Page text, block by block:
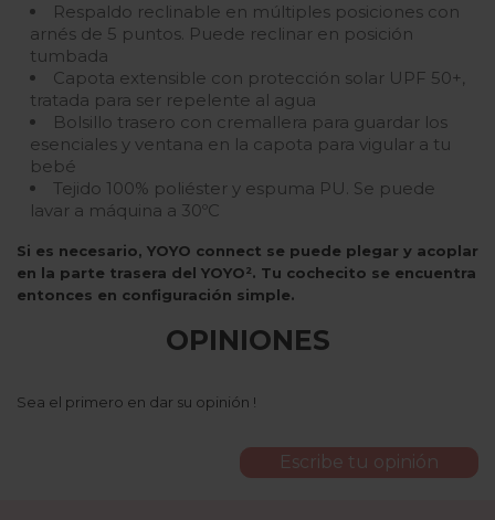
Respaldo reclinable en múltiples posiciones con
arnés de 5 puntos. Puede reclinar en posición
tumbada
Capota extensible con protección solar UPF 50+,
tratada para ser repelente al agua
Bolsillo trasero con cremallera para guardar los
esenciales y ventana en la capota para vigular a tu
bebé
Tejido 100% poliéster y espuma PU. Se puede
lavar a máquina a 30ºC
Si es necesario, YOYO connect se puede plegar y acoplar
en la parte trasera del YOYO². Tu cochecito se encuentra
entonces en configuración simple.
OPINIONES
Sea el primero en dar su opinión !
Escribe tu opinión